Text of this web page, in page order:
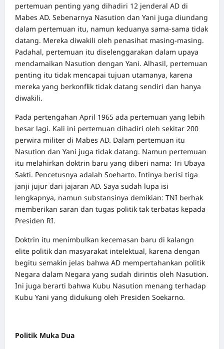
pertemuan penting yang dihadiri 12 jenderal AD di
Mabes AD. Sebenarnya Nasution dan Yani juga diundang
dalam pertemuan itu, namun keduanya sama-sama tidak
datang. Mereka diwakili oleh penasihat masing-masing.
Padahal, pertemuan itu diselenggarakan dalam upaya
mendamaikan Nasution dengan Yani. Alhasil, pertemuan
penting itu tidak mencapai tujuan utamanya, karena
mereka yang berkonflik tidak datang sendiri dan hanya
diwakili.
Pada pertengahan April 1965 ada pertemuan yang lebih
besar lagi. Kali ini pertemuan dihadiri oleh sekitar 200
perwira militer di Mabes AD. Dalam pertemuan itu
Nasution dan Yani juga tidak datang. Namun pertemuan
itu melahirkan doktrin baru yang diberi nama: Tri Ubaya
Sakti. Pencetusnya adalah Soeharto. Intinya berisi tiga
janji jujur dari jajaran AD. Saya sudah lupa isi
lengkapnya, namun substansinya demikian: TNI berhak
memberikan saran dan tugas politik tak terbatas kepada
Presiden RI.
Doktrin itu menimbulkan kecemasan baru di kalangn
elite politik dan masyarakat intelektual, karena dengan
begitu semakin jelas bahwa AD mempertahankan politik
Negara dalam Negara yang sudah dirintis oleh Nasution.
Ini juga berarti bahwa Kubu Nasution menang terhadap
Kubu Yani yang didukung oleh Presiden Soekarno.
Politik Muka Dua